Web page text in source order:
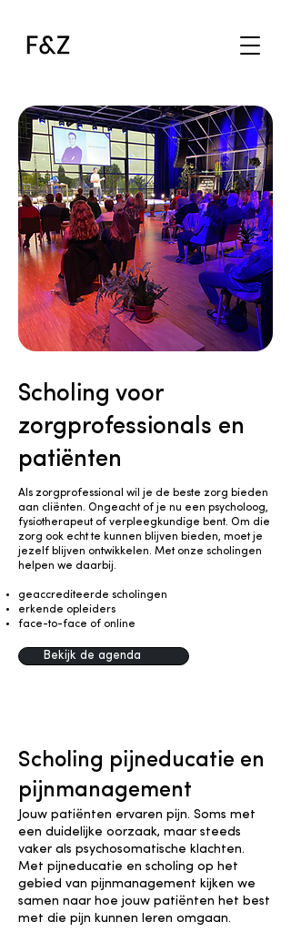
Scholing voor
zorgprofessionals en
patiënten
Als zorgprofessional wil je de beste zorg bieden
aan cliënten. Ongeacht of je nu een psycholoog,
fysiotherapeut of verpleegkundige bent. Om die
zorg ook echt te kunnen blijven bieden, moet je
jezelf blijven ontwikkelen. Met onze scholingen
helpen we daarbij.
geaccrediteerde scholingen
erkende opleiders
face-to-face of online
Bekijk de agenda
Scholing pijneducatie en
pijnmanagement
Jouw patiënten ervaren pijn. Soms met
een duidelijke oorzaak, maar steeds
vaker als psychosomatische klachten.
Met pijneducatie en scholing op het
gebied van pijnmanagement kijken we
samen naar hoe jouw patiënten het best
met die pijn kunnen leren omgaan.